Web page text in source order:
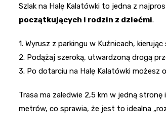
Szlak na Halę Kalatówki to jedna z
początkujących i rodzin z dziećmi.
1. Wyrusz z parkingu w Kuźnicach, kierując
2. Podążaj szeroką, utwardzoną drogą
3. Po dotarciu na Halę Kalatówki możesz
Trasa ma zaledwie 2,5 km w jedną
metrów, co sprawia, że jest to idealna